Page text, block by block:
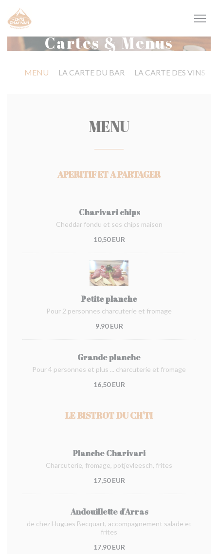
Personnalisation de vos choix en matière de cookies
Cartes & Menus
MENU LA CARTE DU BAR LA CARTE DES VINS
MENU
APERITIF ET A PARTAGER
Charivari chips
Cheddar fondu et ses chips maison
10,50 EUR
Petite planche
Pour 2 personnes charcuterie et fromage
9,90 EUR
Grande planche
Pour 4 personnes et plus ... charcuterie et fromage
16,50 EUR
LE BISTROT DU CH'TI
Planche Charivari
Charcuterie, fromage, potjevleesch, frites
17,50 EUR
Andouillette d'Arras
de chez Hugues Becquart, accompagnement salade et
frites
17,90 EUR